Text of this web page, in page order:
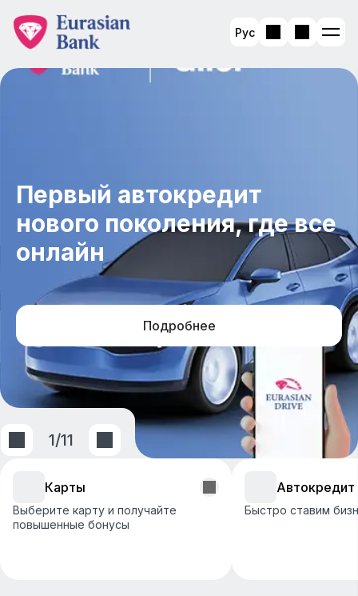
Рус
Первый автокредит
нового поколения, где все
онлайн
Подробнее
1/11
Карты
Выберите карту и получайте
повышенные бонусы
Автокредит
Быстро ставим